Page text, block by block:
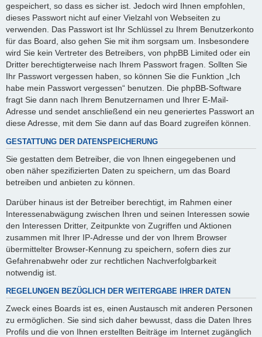
gespeichert, so dass es sicher ist. Jedoch wird Ihnen empfohlen,
dieses Passwort nicht auf einer Vielzahl von Webseiten zu
verwenden. Das Passwort ist Ihr Schlüssel zu Ihrem Benutzerkonto
für das Board, also gehen Sie mit ihm sorgsam um. Insbesondere
wird Sie kein Vertreter des Betreibers, von phpBB Limited oder ein
Dritter berechtigterweise nach Ihrem Passwort fragen. Sollten Sie
Ihr Passwort vergessen haben, so können Sie die Funktion „Ich
habe mein Passwort vergessen“ benutzen. Die phpBB-Software
fragt Sie dann nach Ihrem Benutzernamen und Ihrer E-Mail-
Adresse und sendet anschließend ein neu generiertes Passwort an
diese Adresse, mit dem Sie dann auf das Board zugreifen können.
GESTATTUNG DER DATENSPEICHERUNG
Sie gestatten dem Betreiber, die von Ihnen eingegebenen und
oben näher spezifizierten Daten zu speichern, um das Board
betreiben und anbieten zu können.
Darüber hinaus ist der Betreiber berechtigt, im Rahmen einer
Interessenabwägung zwischen Ihren und seinen Interessen sowie
den Interessen Dritter, Zeitpunkte von Zugriffen und Aktionen
zusammen mit Ihrer IP-Adresse und der von Ihrem Browser
übermittelter Browser-Kennung zu speichern, sofern dies zur
Gefahrenabwehr oder zur rechtlichen Nachverfolgbarkeit
notwendig ist.
REGELUNGEN BEZÜGLICH DER WEITERGABE IHRER DATEN
Zweck eines Boards ist es, einen Austausch mit anderen Personen
zu ermöglichen. Sie sind sich daher bewusst, dass die Daten Ihres
Profils und die von Ihnen erstellten Beiträge im Internet zugänglich